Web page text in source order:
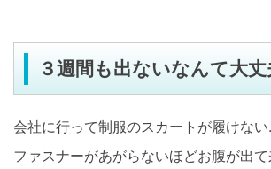
３週間も出ないなんて大
会社に行って制服のスカートが履けな
ファスナーがあがらないほどお腹が出て